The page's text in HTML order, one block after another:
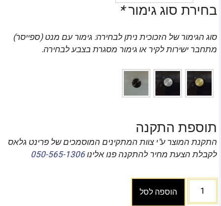
בחירת סוג גימור*
סוג הגימור של הזכוכית ניתן לבחירה: גימור עם מנט (ספייסר)
מתחבר ישירות לקיר או גימור מסגרת בצבע לבחירה.
תוספת התקנה
התקנת המוצר ע"י צוות המתקינים המוסמכים של פרינט גלאס
לקבלת הצעת מחיר להתקנה פנו אלינו050-565-1306
הוספה לסל